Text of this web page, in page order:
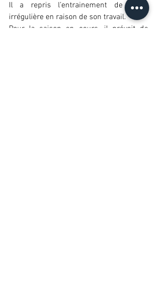
Il a repris l’entrainement de façon
irrégulière en raison de son travail.
Pour la saison en cours, il prévoit de